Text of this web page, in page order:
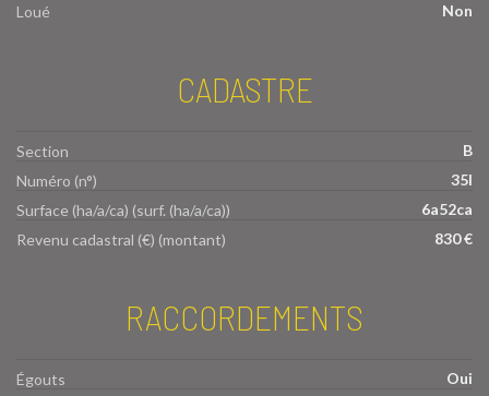
Loué
Non
CADASTRE
Section
B
Numéro (n°)
35l
Surface (ha/a/ca) (surf. (ha/a/ca))
6a52ca
Revenu cadastral (€) (montant)
830 €
RACCORDEMENTS
Égouts
Oui